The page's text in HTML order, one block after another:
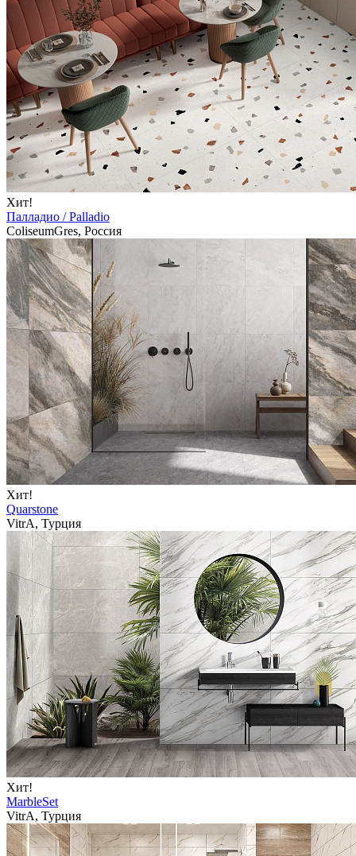
Хит!
Палладио / Palladio
ColiseumGres, Россия
Хит!
Quarstone
VitrA, Турция
Хит!
MarbleSet
VitrA, Турция